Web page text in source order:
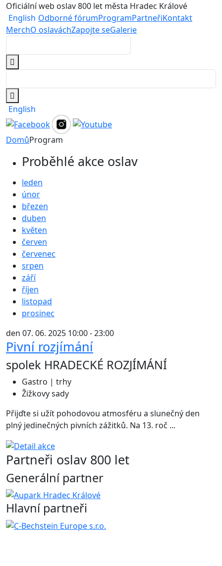
Oficiální web oslav 800 let města Hradec Králové
English Odborné fórumProgramPartneřiKontakt
MerchO oslaváchZapojte seGalerie
English
DomůProgram
Proběhlé akce oslav
leden
únor
březen
duben
květen
červen
červenec
srpen
září
říjen
listopad
prosinec
den 07. 06. 2025 10:00 - 23:00
Pivní rozjímání
spolek HRADECKÉ ROZJÍMÁNÍ
Gastro | trhy
Žižkovy sady
Přijďte si užít pohodovou atmosféru a slunečný den
plný jedinečných pivních zážitků. Na 13. roč ...
Partneři oslav 800 let
Generální partner
Hlavní partneři